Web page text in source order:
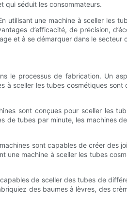
qui séduit les consommateurs.
utilisant une machine à sceller les
d’efficacité, de précision,
et à se démarquer dans le secteur
le processus de fabrication. Un
sceller les tubes cosmétiques sont
sont conçues pour sceller les
de tubes par minute, les machines
sont capables de créer des
une machine à sceller les tubes
de sceller des tubes de
des baumes à lèvres, des